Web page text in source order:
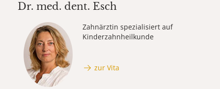
Dr. med. dent. Esch
Zahnärztin spezialisiert auf
Kinderzahnheilkunde
zur Vita